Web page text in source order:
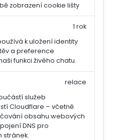
zobrazení cookie lišty
k uložení identity
a preference
funkci živého chatu.
1 rok
služeb
Cloudflare – včetně
obsahu webových
DNS pro
stránek.
relace